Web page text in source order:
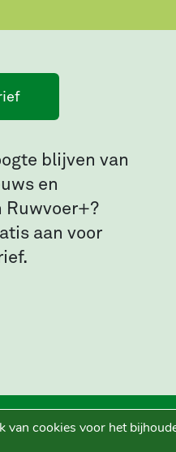
blijven van
en
Ruwvoer+?
aan voor
van cookies voor het